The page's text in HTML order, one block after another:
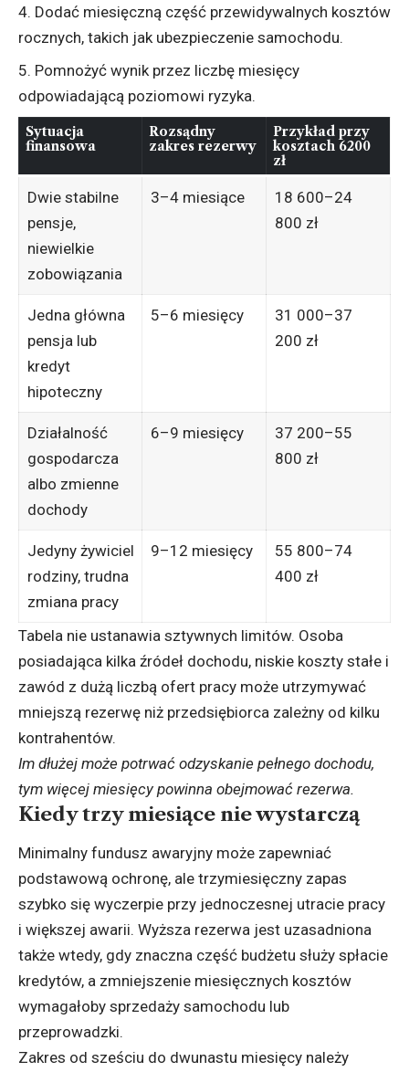
Dodać miesięczną część przewidywalnych kosztów
rocznych, takich jak ubezpieczenie samochodu.
Pomnożyć wynik przez liczbę miesięcy
odpowiadającą poziomowi ryzyka.
Sytuacja
finansowa
Rozsądny
zakres rezerwy
Przykład przy
kosztach 6200
zł
Dwie stabilne
pensje,
niewielkie
zobowiązania
3–4 miesiące
18 600–24
800 zł
Jedna główna
pensja lub
kredyt
hipoteczny
5–6 miesięcy
31 000–37
200 zł
Działalność
gospodarcza
albo zmienne
dochody
6–9 miesięcy
37 200–55
800 zł
Jedyny żywiciel
rodziny, trudna
zmiana pracy
9–12 miesięcy
55 800–74
400 zł
Tabela nie ustanawia sztywnych limitów. Osoba
posiadająca kilka źródeł dochodu, niskie koszty stałe i
zawód z dużą liczbą ofert pracy może utrzymywać
mniejszą rezerwę niż przedsiębiorca zależny od kilku
kontrahentów.
Im dłużej może potrwać odzyskanie pełnego dochodu,
tym więcej miesięcy powinna obejmować rezerwa.
Kiedy trzy miesiące nie wystarczą
Minimalny fundusz awaryjny może zapewniać
podstawową ochronę, ale trzymiesięczny zapas
szybko się wyczerpie przy jednoczesnej utracie pracy
i większej awarii. Wyższa rezerwa jest uzasadniona
także wtedy, gdy znaczna część budżetu służy spłacie
kredytów, a zmniejszenie miesięcznych kosztów
wymagałoby sprzedaży samochodu lub
przeprowadzki.
Zakres od sześciu do dwunastu miesięcy należy